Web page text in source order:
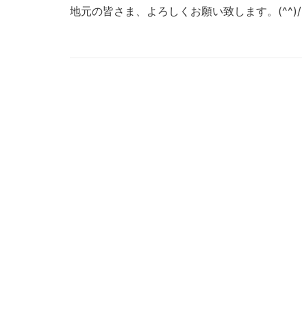
地元の皆さま、よろしくお願い致します。(^^)/